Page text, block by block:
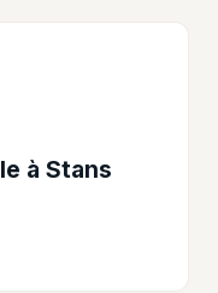
à Stans